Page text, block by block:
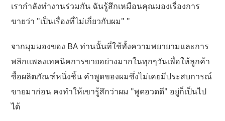
เรากำลังทำงานร่วมกัน ฉันรู้สึกเหมือนคุณมองเรื่องการ
ขายว่า "เป็นเรื่องที่ไม่เกี่ยวกับผม" "
จากมุมมองของ BA ท่านนั้นที่ใช้ทั้งความพยายามและการ
พลิกแพลงเทคนิคการขายอย่างมากในทุกๆวันเพื่อให้ลูกค้า
ซื้อผลิตภัณฑ์หนึ่งชิ้น คำพูดของผมซึ่งไม่เคยมีประสบการณ์
ขายมาก่อน คงทำให้เขารู้สึกว่าผม "พูดอวดดี" อยู่ก็เป็นไป
ได้